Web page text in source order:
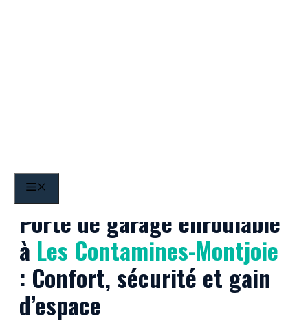
Porte de garage enroulable
à Les Contamines-Montjoie
: Confort, sécurité et gain
d’espace